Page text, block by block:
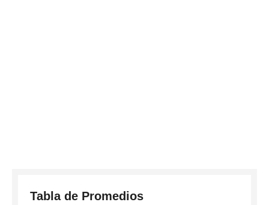
Tabla de Promedios